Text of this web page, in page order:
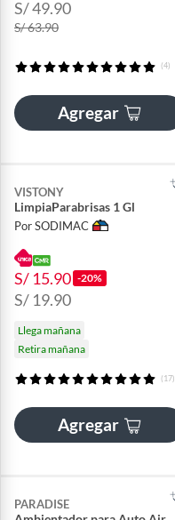
S/ 49.90
S/ 63.90
(4)
Agregar
VISTONY
LimpiaParabrisas 1 Gl
Por SODIMAC
S/ 15.90 -20%
S/ 19.90
Llega mañana
Retira mañana
(17)
Agregar
PARADISE